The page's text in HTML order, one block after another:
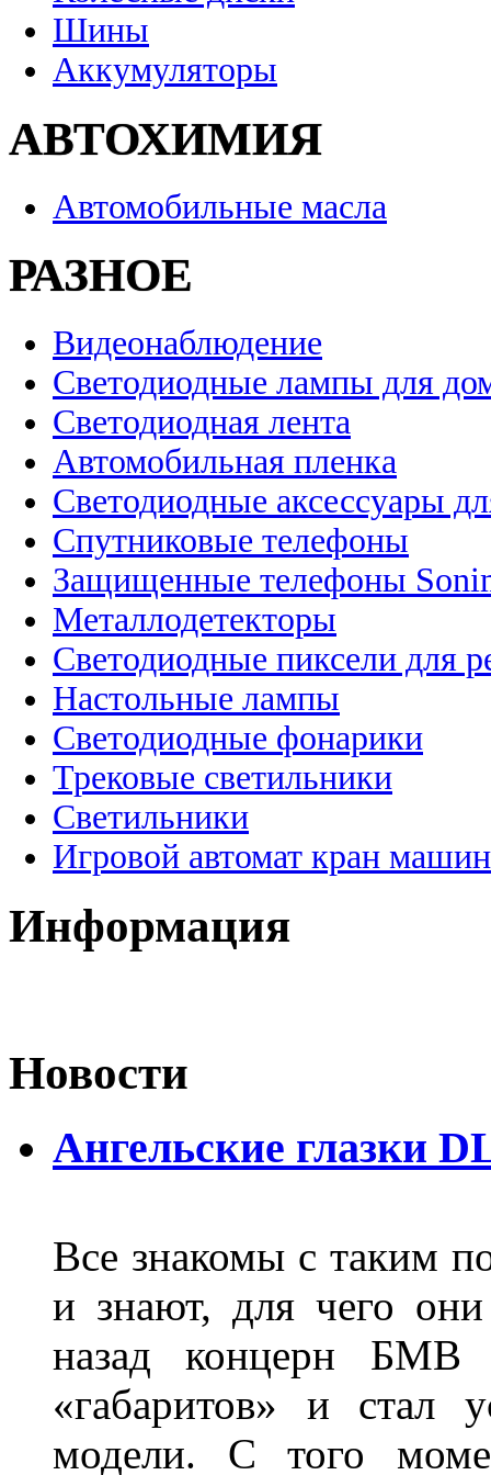
Шины
Аккумуляторы
АВТОХИМИЯ
Автомобильные масла
РАЗНОЕ
Видеонаблюдение
Светодиодные лампы для
Светодиодная лента
Автомобильная пленка
Светодиодные аксессуары
Спутниковые телефоны
Защищенные телефоны
Металлодетекторы
Светодиодные пиксели для
Настольные лампы
Светодиодные фонарики
Трековые светильники
Светильники
Игровой автомат кран
Информация
Новости
Ангельские глазки
Все знакомы с таким
и знают, для чего
назад концерн БМВ
«габаритов» и стал
модели. С того